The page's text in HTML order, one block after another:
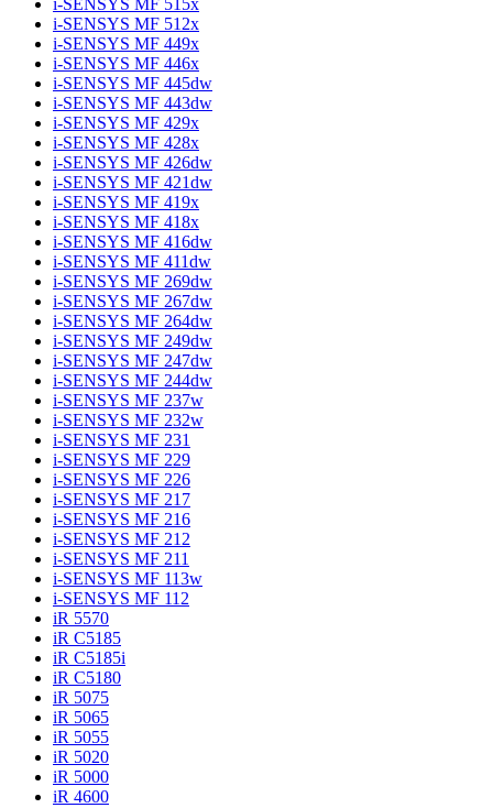
i-SENSYS MF 512x
i-SENSYS MF 449x
i-SENSYS MF 446x
i-SENSYS MF 445dw
i-SENSYS MF 443dw
i-SENSYS MF 429x
i-SENSYS MF 428x
i-SENSYS MF 426dw
i-SENSYS MF 421dw
i-SENSYS MF 419x
i-SENSYS MF 418x
i-SENSYS MF 416dw
i-SENSYS MF 411dw
i-SENSYS MF 269dw
i-SENSYS MF 267dw
i-SENSYS MF 264dw
i-SENSYS MF 249dw
i-SENSYS MF 247dw
i-SENSYS MF 244dw
i-SENSYS MF 237w
i-SENSYS MF 232w
i-SENSYS MF 231
i-SENSYS MF 229
i-SENSYS MF 226
i-SENSYS MF 217
i-SENSYS MF 216
i-SENSYS MF 212
i-SENSYS MF 211
i-SENSYS MF 113w
i-SENSYS MF 112
iR 5570
iR C5185
iR C5185i
iR C5180
iR 5075
iR 5065
iR 5055
iR 5020
iR 5000
iR 4600